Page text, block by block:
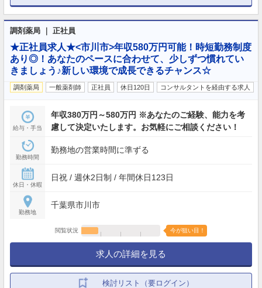
調剤薬局 ｜ 正社員
★正社員求人★<市川市>年収580万円可能！時短勤務制度
あり◎！あなたのペースに合わせて、少しずつ慣れてい
きましょう♪新しい環境で成長できるチャンス☆
調剤薬局 一般薬剤師 正社員 休日120日 コンサルタントを経由する求人
給与・手当
年収380万円～580万円 ※あなたのご経験、能力を考
慮して決定いたします。お気軽にご相談ください！
勤務時間
勤務地の営業時間に準ずる
休日・休暇
日祝 / 週休2日制 / 年間休日123日
勤務地
千葉県市川市
閲覧状況 今が狙い目！
求人の詳細を見る
検討リスト（要ログイン）